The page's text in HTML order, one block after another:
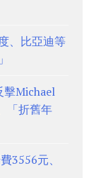
、比亞迪等
Michael
「折舊年
3556元、